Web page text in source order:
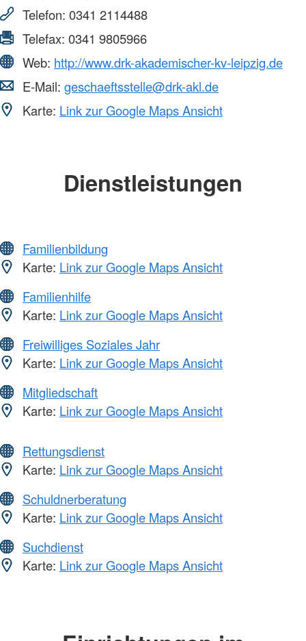
Telefon: 0341 2114488
Telefax: 0341 9805966
Web: http://www.drk-akademischer-kv-leipzig.de
E-Mail: geschaeftsstelle@drk-akl.de
Karte: Link zur Google Maps Ansicht
Dienstleistungen
Familienbildung
Karte: Link zur Google Maps Ansicht
Familienhilfe
Karte: Link zur Google Maps Ansicht
Freiwilliges Soziales Jahr
Karte: Link zur Google Maps Ansicht
Mitgliedschaft
Karte: Link zur Google Maps Ansicht
Rettungsdienst
Karte: Link zur Google Maps Ansicht
Schuldnerberatung
Karte: Link zur Google Maps Ansicht
Suchdienst
Karte: Link zur Google Maps Ansicht